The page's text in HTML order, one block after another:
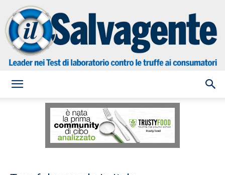
Salvagente